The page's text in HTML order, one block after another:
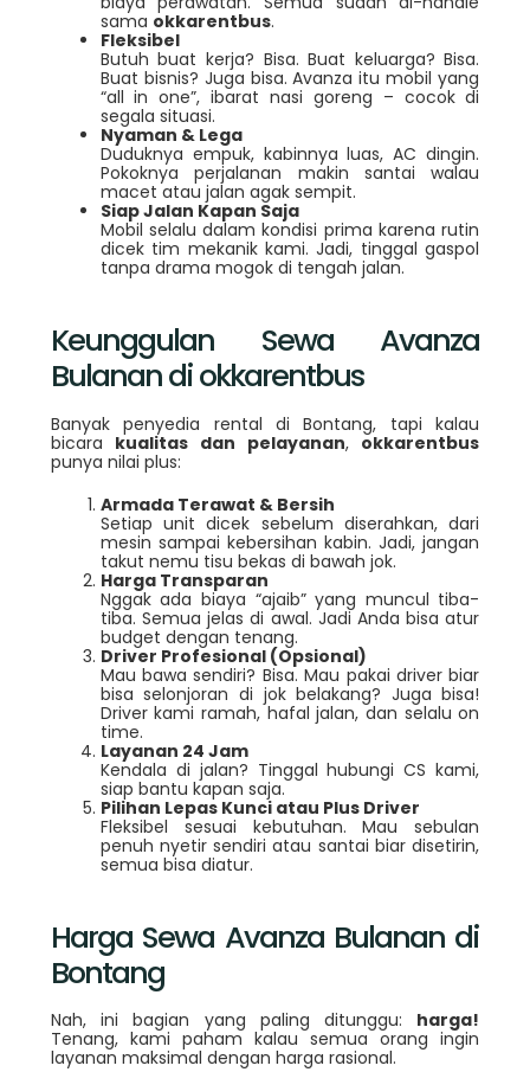
sama okkarentbus.
Fleksibel
Butuh buat kerja? Bisa. Buat keluarga? Bisa.
Buat bisnis? Juga bisa. Avanza itu mobil yang
“all in one”, ibarat nasi goreng – cocok di
segala situasi.
Nyaman & Lega
Duduknya empuk, kabinnya luas, AC dingin.
Pokoknya perjalanan makin santai walau
macet atau jalan agak sempit.
Siap Jalan Kapan Saja
Mobil selalu dalam kondisi prima karena rutin
dicek tim mekanik kami. Jadi, tinggal gaspol
tanpa drama mogok di tengah jalan.
Keunggulan Sewa Avanza
Bulanan di okkarentbus
Banyak penyedia rental di Bontang, tapi kalau
bicara kualitas dan pelayanan, okkarentbus
punya nilai plus:
Armada Terawat & Bersih
Setiap unit dicek sebelum diserahkan, dari
mesin sampai kebersihan kabin. Jadi, jangan
takut nemu tisu bekas di bawah jok.
Harga Transparan
Nggak ada biaya “ajaib” yang muncul tiba-
tiba. Semua jelas di awal. Jadi Anda bisa atur
budget dengan tenang.
Driver Profesional (Opsional)
Mau bawa sendiri? Bisa. Mau pakai driver biar
bisa selonjoran di jok belakang? Juga bisa!
Driver kami ramah, hafal jalan, dan selalu on
time.
Layanan 24 Jam
Kendala di jalan? Tinggal hubungi CS kami,
siap bantu kapan saja.
Pilihan Lepas Kunci atau Plus Driver
Fleksibel sesuai kebutuhan. Mau sebulan
penuh nyetir sendiri atau santai biar disetirin,
semua bisa diatur.
Harga Sewa Avanza Bulanan di
Bontang
Nah, ini bagian yang paling ditunggu: harga!
Tenang, kami paham kalau semua orang ingin
layanan maksimal dengan harga rasional.